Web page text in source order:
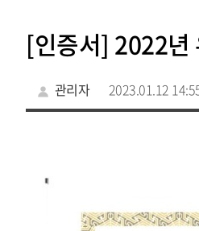
[인증서] 2022년
관리자 2023.01.12